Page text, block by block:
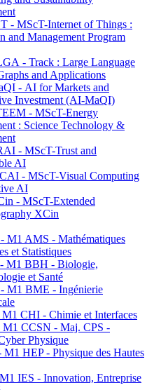
- MScT-Internet of Things :
and Management Program
- Track : Large Language
and Applications
- AI for Markets and
Investment (AI-MaQI)
- MScT-Energy
: Science Technology &
- MScT-Trust and
AI
- MScT-Visual Computing
AI
- MScT-Extended
XCin
M1 AMS - Mathématiques
et Statistiques
M1 BBH - Biologie,
et Santé
M1 BME - Ingénierie
CHI - Chimie et Interfaces
M1 CCSN - Maj. CPS -
Physique
HEP - Physique des Hautes
IES - Innovation, Entreprise